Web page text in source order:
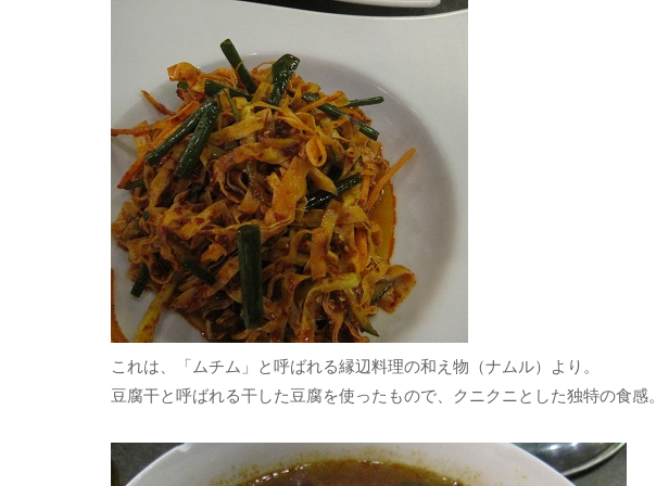
これは、「ムチム」と呼ばれる縁辺料理の和え物（ナムル）より。
豆腐干と呼ばれる干した豆腐を使ったもので、クニクニとした独特の食感。